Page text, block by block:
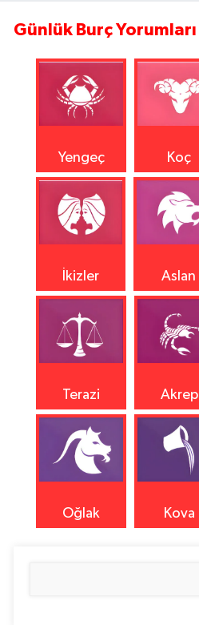
Günlük Burç Yorumları
Yengeç Koç
İkizler Aslan
Terazi Akrep
Oğlak Kova